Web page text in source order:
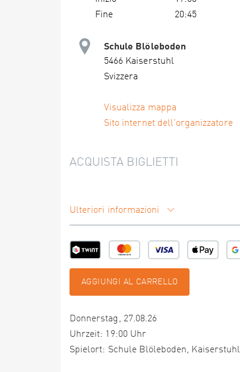
Fine
20:45
Schule Blöleboden
5466 Kaiserstuhl
Svizzera
Visualizza mappa
Sito internet dell'organizzatore
ACQUISTA BIGLIETTI
Ulteriori informazioni
AGGIUNGI AL CARRELLO
Donnerstag, 27.08.26
Uhrzeit: 19:00 Uhr
Spielort: Schule Blöleboden, Kaiserstuhl